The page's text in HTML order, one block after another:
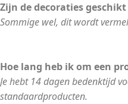
Zijn de decoraties
Sommige wel, dit wordt
Hoe lang heb ik om een
Je hebt 14 dagen bedenktijd
standaardproducten.